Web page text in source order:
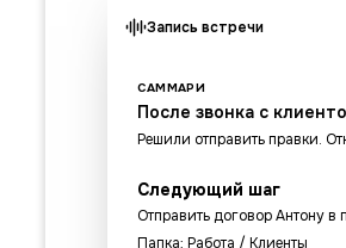
Запись встречи
САММАРИ
После звонка с
Решили отправить правки.
Следующий шаг
Отправить договор Антону в
Папка: Работа / Клиенты